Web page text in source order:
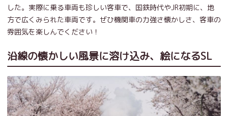
した。実際に乗る車両も珍しい客車で、国鉄時代やJR初期に、地
方で広くみられた車両です。ぜひ機関車の力強さ懐かしさ、客車の
雰囲気を楽しんでください！
沿線の懐かしい風景に溶け込み、絵になるSL